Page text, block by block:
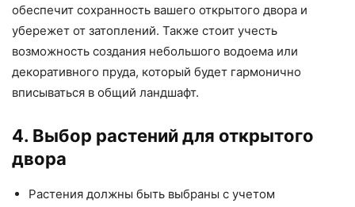
обеспечит сохранность вашего открытого двора и
убережет от затоплений. Также стоит учесть
возможность создания небольшого водоема или
декоративного пруда, который будет гармонично
вписываться в общий ландшафт.
4. Выбор растений для открытого
двора
Растения должны быть выбраны с учетом